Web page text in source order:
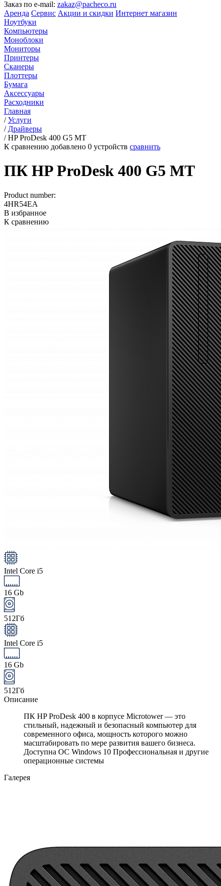
Заказ по e-mail: zakaz@pacheco.ru
Аренда Сервис Акции и скидки Интернет магазин
Ноутбуки
Компьютеры
Моноблоки
Мониторы
Принтеры
Сканеры
Плоттеры
Бумага
Аксессуары
Расходники
Главная
/Услуги
/ Драйверы
/HP ProDesk 400 G5 MT
К сравнению добавлено 0 устройств сравнить
ПК HP ProDesk 400 G5 MT
Product number:
4HR54EA
В избранное
К сравнению
Intel Core i5
16 Gb
512Гб
Intel Core i5
16 Gb
512Гб
Описание
ПК HP ProDesk 400 в корпусе Microtower — это
стильный, надежный и безопасный компьютер для
современного офиса, мощность которого можно
масштабировать по мере развития вашего бизнеса.
Доступна ОС Windows 10 Профессиональная и другие
операционные системы
Галерея